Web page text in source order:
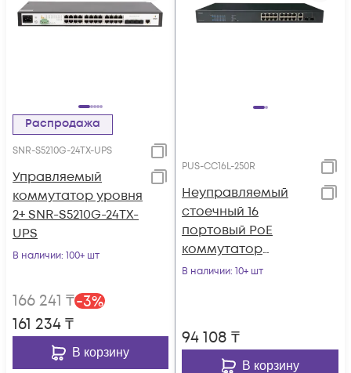
Распродажа
SNR-S5210G-24TX-UPS
Управляемый
коммутатор уровня
2+ SNR-S5210G-24TX-
UPS
В наличии: 100+ шт
166 241 ₸-3%
161 234₸
В корзину
PUS-CC16L-250R
Неуправляемый
стоечный 16
портовый PoE
коммутатор
POWERTONE PUS-
В наличии: 10+ шт
94 108 ₸
В корзину